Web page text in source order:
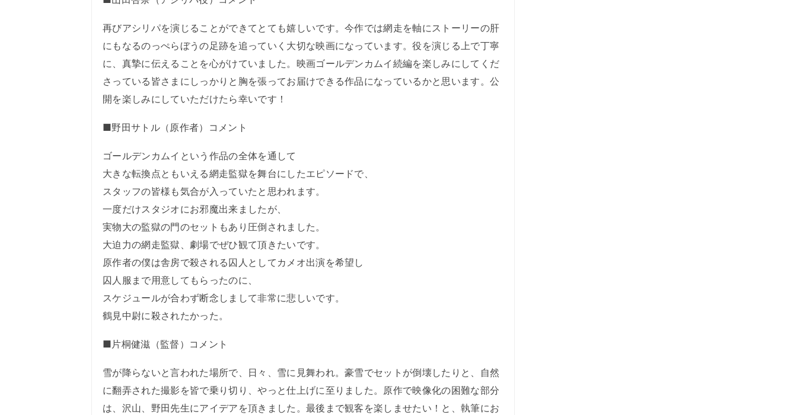
再びアシリパを演じることができてとても嬉しいです。今作では網走を軸にストーリーの肝
にもなるのっぺらぼうの足跡を追っていく大切な映画になっています。役を演じる上で丁寧
に、真摯に伝えることを心がけていました。映画ゴールデンカムイ続編を楽しみにしてくだ
さっている皆さまにしっかりと胸を張ってお届けできる作品になっているかと思います。公
開を楽しみにしていただけたら幸いです！
■野田サトル（原作者）コメント
ゴールデンカムイという作品の全体を通して
大きな転換点ともいえる網走監獄を舞台にしたエピソードで、
スタッフの皆様も気合が入っていたと思われます。
一度だけスタジオにお邪魔出来ましたが、
実物大の監獄の門のセットもあり圧倒されました。
大迫力の網走監獄、劇場でぜひ観て頂きたいです。
原作者の僕は舎房で殺される囚人としてカメオ出演を希望し
囚人服まで用意してもらったのに、
スケジュールが合わず断念しまして非常に悲しいです。
鶴見中尉に殺されたかった。
■片桐健滋（監督）コメント
雪が降らないと言われた場所で、日々、雪に見舞われ。豪雪でセットが倒壊したりと、自然
に翻弄された撮影を皆で乗り切り、やっと仕上げに至りました。原作で映像化の困難な部分
は、沢山、野田先生にアイデアを頂きました。最後まで観客を楽しませたい！と、執筆にお